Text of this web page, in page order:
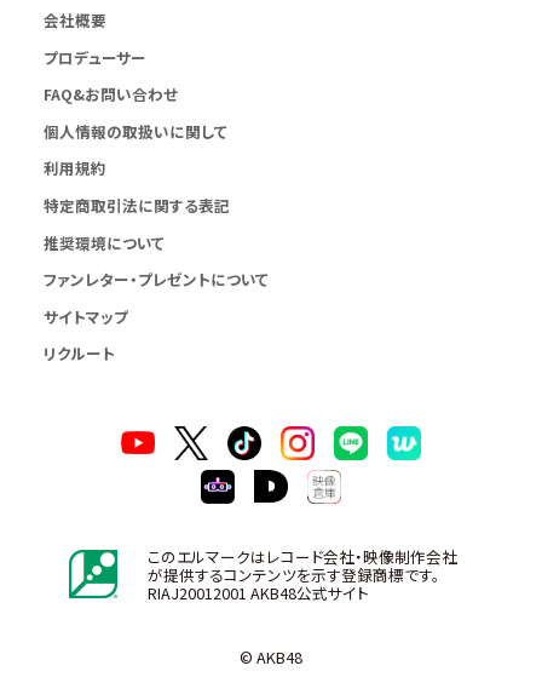
会社概要
プロデューサー
FAQ&お問い合わせ
個人情報の取扱いに関して
利用規約
特定商取引法に関する表記
推奨環境について
ファンレター・プレゼントについて
サイトマップ
リクルート
このエルマークはレコード会社・映像制作会社
が提供するコンテンツを示す登録商標です。
RIAJ20012001 AKB48公式サイト
© AKB48